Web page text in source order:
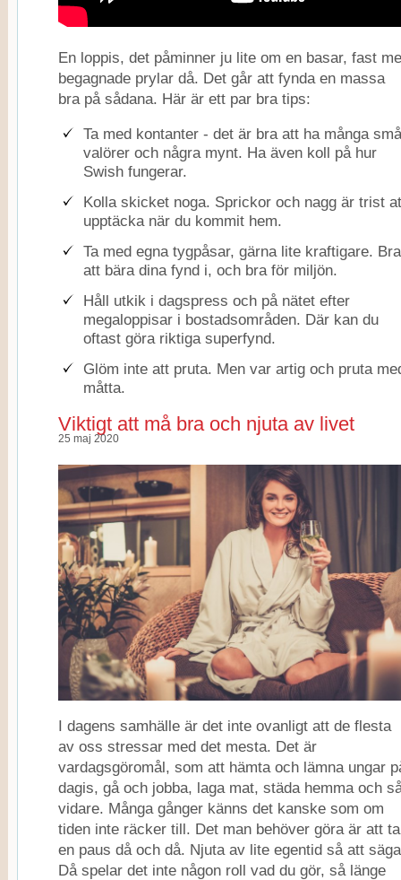
En loppis, det påminner ju lite om en basar, fast
begagnade prylar då. Det går att fynda en massa
bra på sådana. Här är ett par bra tips:
Ta med kontanter - det är bra att ha många små
valörer och några mynt. Ha även koll på hur
Swish fungerar.
Kolla skicket noga. Sprickor och nagg är trist
upptäcka när du kommit hem.
Ta med egna tygpåsar, gärna lite kraftigare. Bra
att bära dina fynd i, och bra för miljön.
Håll utkik i dagspress och på nätet efter
megaloppisar i bostadsområden. Där kan du
oftast göra riktiga superfynd.
Glöm inte att pruta. Men var artig och pruta
måtta.
Viktigt att må bra och njuta av livet
25 maj 2020
I dagens samhälle är det inte ovanligt att de flesta
av oss stressar med det mesta. Det är
vardagsgöromål, som att hämta och lämna ungar
dagis, gå och jobba, laga mat, städa hemma och
vidare. Många gånger känns det kanske som om
tiden inte räcker till. Det man behöver göra är att ta
en paus då och då. Njuta av lite egentid så att
Då spelar det inte någon roll vad du gör, så länge